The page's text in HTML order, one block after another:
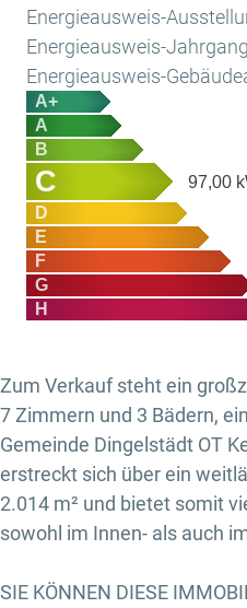
Energieausweis-
Energieausweis-
Energieausweis-
A+
A
B
C 97,00
D
E
F
G
H
Zum Verkauf steht ein
7 Zimmern und 3 Bädern,
Gemeinde Dingelstädt OT
erstreckt sich über ein
2.014 m² und bietet somit
sowohl im Innen- als auch
SIE KÖNNEN DIESE